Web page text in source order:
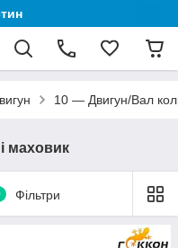
10 — Двигун/Вал
маховик
Фільтри